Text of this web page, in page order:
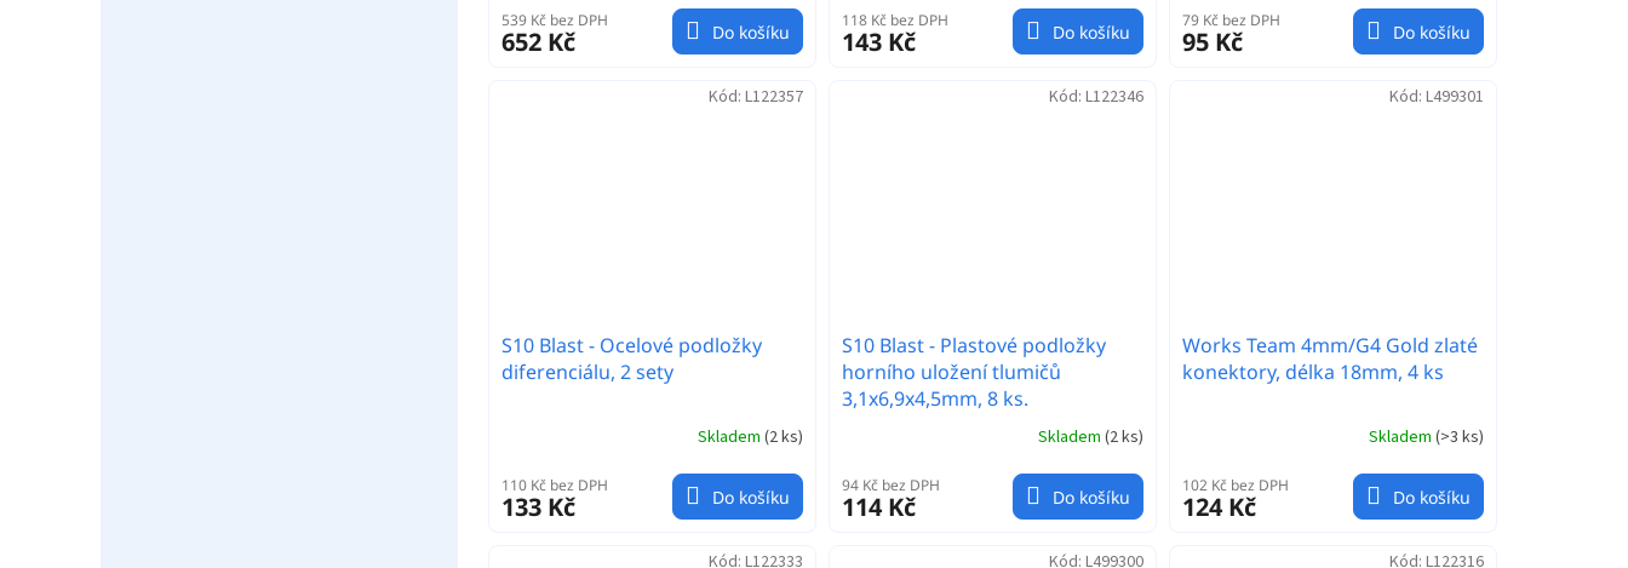
539 Kč bez DPH
652 Kč Do košíku
118 Kč bez DPH
143 Kč Do košíku
79 Kč bez DPH
95 Kč Do košíku
S10 Blast - Ocelové podložky
diferenciálu, 2 sety
Skladem (2 ks)
110 Kč bez DPH
133 Kč Do košíku
Kód: L122357
S10 Blast - Plastové podložky
horního uložení tlumičů
3,1x6,9x4,5mm, 8 ks.
Skladem (2 ks)
94 Kč bez DPH
114 Kč Do košíku
Kód: L122346
Works Team 4mm/G4 Gold zlaté
konektory, délka 18mm, 4 ks
Skladem (>3 ks)
102 Kč bez DPH
124 Kč Do košíku
Kód: L499301
Kód: L122333 Kód: L499300 Kód: L122316